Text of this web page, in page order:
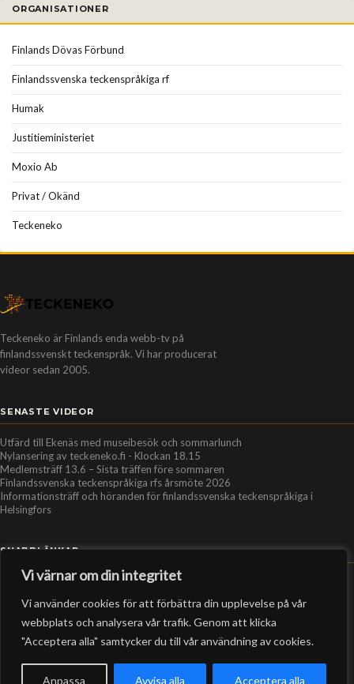
Vi värnar om din integritet
Vi använder cookies för att förbättra din upplevelse på vår
webbplats och analysera vår trafik. Genom att klicka
"Acceptera alla" samtycker du till vår användning av cookies.
Anpassa Avvisa alla Acceptera alla
ORGANISATIONER
Finlands Dövas Förbund
Finlandssvenska teckenspråkiga rf
Humak
Justitieministeriet
Moxio Ab
Privat / Okänd
Teckeneko
Teckeneko är Finlands enda webb-tv på
finlandssvenskt teckenspråk. Vi har producerat
videor sedan 2005.
SENASTE VIDEOR
Utfärd till Ekenäs med museibesök och sommarlunch
Nylansering av teckeneko.fi - Klockan 18.15
Medlemsträff 13.6 – Sista träffen före sommaren
Finlandssvenska teckenspråkiga rfs årsmöte 2026
Informationsträff och höranden för finlandssvenska teckenspråkiga i
Helsingfors
SNABBLÄNKAR
Personer
Organisationer
Kontakt
RSS-flöde